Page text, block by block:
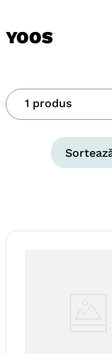
YOOS
1 produs